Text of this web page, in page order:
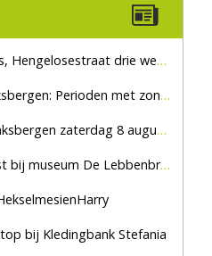
drie weken dicht voor doorgaand verkeer
Perioden met zon en droog
8 augustus, marktplein Haaksbergen
museum De Lebbenbrugge
bij Kledingbank Stefania